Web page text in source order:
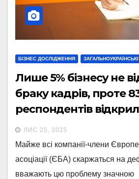
БІЗНЕС ДОСЛІДЖЕННЯ
Лише 5% бізнесу не
браку кадрів, проте
респондентів
вакансії у 2025р. –
ЄБА
ЛИС 25, 2025
Майже всі компанії-члени
асоціації (ЄБА) скаржаться на
вважають цю проблему значною